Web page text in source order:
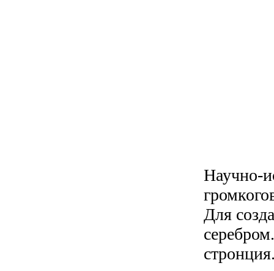
Научно-
Для